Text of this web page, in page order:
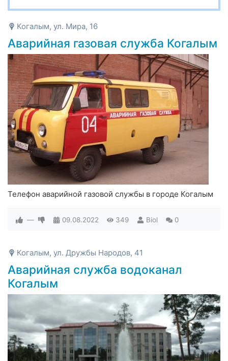
Когалым, ул. Мира, 16
Аварийная газовая служба Когалым
Телефон аварийной газовой службы в городе Когалым
— 09.08.2022 349 Biol 0
Когалым, ул. Дружбы Народов, 41
Аварийная служба водоканал
Когалым